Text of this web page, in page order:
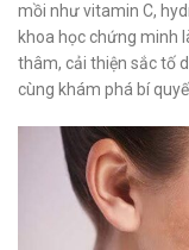
mồi như vitamin C,
khoa học chứng minh
thâm, cải thiện sắc tố
cùng khám phá bí